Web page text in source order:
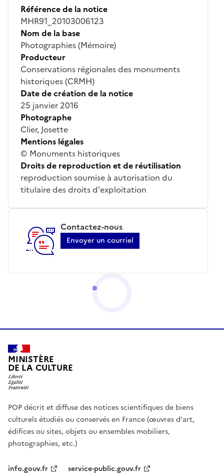
Référence de la notice
MHR91_20103006123
Nom de la base
Photographies (Mémoire)
Producteur
Conservations régionales des monuments
historiques (CRMH)
Date de création de la notice
25 janvier 2016
Photographe
Clier, Josette
Mentions légales
© Monuments historiques
Droits de reproduction et de réutilisation
reproduction soumise à autorisation du
titulaire des droits d'exploitation
Contactez-nous
Envoyer un courriel
MINISTÈRE
DE LA CULTURE
POP décrit et diffuse des notices scientifiques de biens
culturels étudiés ou conservés en France (œuvres d'art,
édifices ou sites, objets ou ensembles mobiliers,
photographies, etc.)
info.gouv.fr service-public.gouv.fr